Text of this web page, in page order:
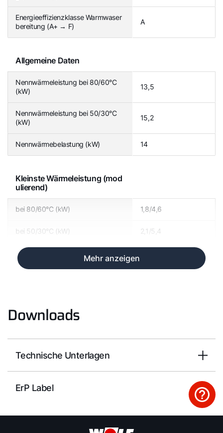
Energieeffizienzklasse Warmwaser
bereitung (A+ → F)
A
Allgemeine Daten
Nennwärmeleistung bei 80/60°C
(kW)
13,5
Nennwärmeleistung bei 50/30°C
(kW)
15,2
Nennwärmebelastung (kW) 14
Kleinste Wärmeleistung (mod
ulierend)
bei 80/60°C (kW) 1,8/4,6
bei 50/30°C (kW) 2,1/5,4
Mehr anzeigen
Downloads
Technische Unterlagen
ErP Label